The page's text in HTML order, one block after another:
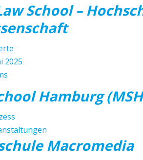
School –
2025
Hamburg
Macromedia